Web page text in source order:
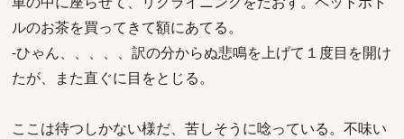
ルのお茶を買ってきて額にあてる。
-ひゃん、、、、、訳の分からぬ悲鳴を上げて１度目を開け
たが、また直ぐに目をとじる。
ここは待つしかない様だ、苦しそうに唸っている。不味い